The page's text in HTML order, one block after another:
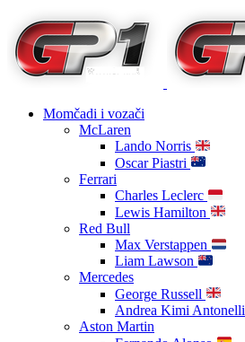
Momčadi i vozači
McLaren
Lando Norris
Oscar Piastri
Ferrari
Charles Leclerc
Lewis Hamilton
Red Bull
Max Verstappen
Liam Lawson
Mercedes
George Russell
Andrea Kimi Antonelli
Aston Martin